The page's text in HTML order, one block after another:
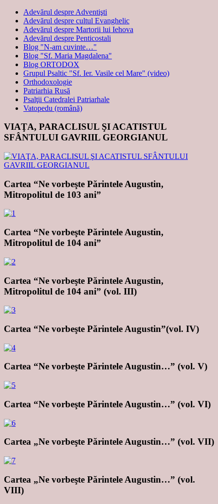
Adevărul despre Adventişti
Adevărul despre cultul Evanghelic
Adevărul despre Martorii lui Iehova
Adevărul despre Penticostali
Blog "N-am cuvinte…"
Blog "Sf. Maria Magdalena"
Blog ORTODOX
Grupul Psaltic "Sf. Ier. Vasile cel Mare" (video)
Orthodoxologie
Patriarhia Rusă
Psalţii Catedralei Patriarhale
Vatopedu (română)
VIAŢA, PARACLISUL ŞI ACATISTUL
SFÂNTULUI GAVRIIL GEORGIANUL
Cartea “Ne vorbeşte Părintele Augustin,
Mitropolitul de 103 ani”
Cartea “Ne vorbeşte Părintele Augustin,
Mitropolitul de 104 ani”
Cartea “Ne vorbeşte Părintele Augustin,
Mitropolitul de 104 ani” (vol. III)
Cartea “Ne vorbeşte Părintele Augustin”(vol. IV)
Cartea “Ne vorbeşte Părintele Augustin…” (vol. V)
Cartea “Ne vorbeşte Părintele Augustin…” (vol. VI)
Cartea „Ne vorbeşte Părintele Augustin…” (vol. VII)
Cartea „Ne vorbeşte Părintele Augustin…” (vol.
VIII)